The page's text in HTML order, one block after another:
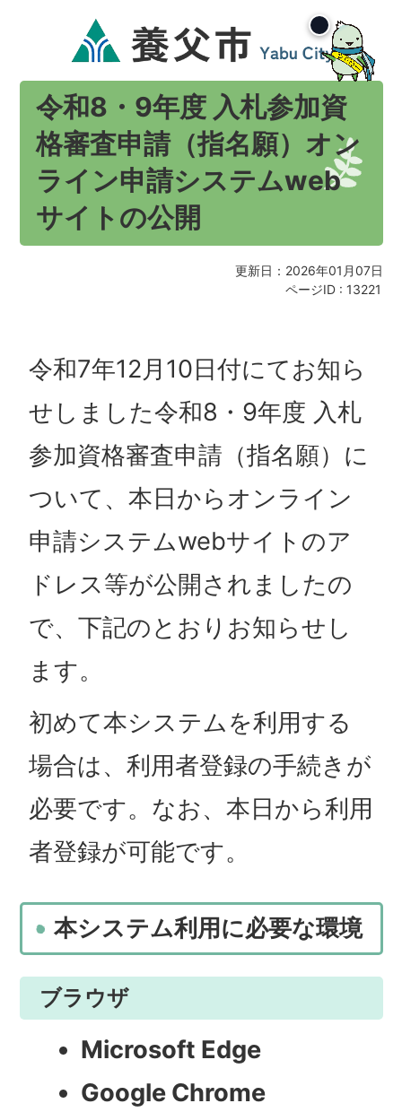
令和8・9年度 入札参加資
格審査申請（指名願）オン
ライン申請システムweb
サイトの公開
更新日：2026年01月07日
ページID : 13221
令和7年12月10日付にてお知ら
せしました令和8・9年度 入札
参加資格審査申請（指名願）に
ついて、本日からオンライン
申請システムwebサイトのア
ドレス等が公開されましたの
で、下記のとおりお知らせし
ます。
初めて本システムを利用する
場合は、利用者登録の手続きが
必要です。なお、本日から利用
者登録が可能です。
本システム利用に必要な環境
ブラウザ
Microsoft Edge
Google Chrome